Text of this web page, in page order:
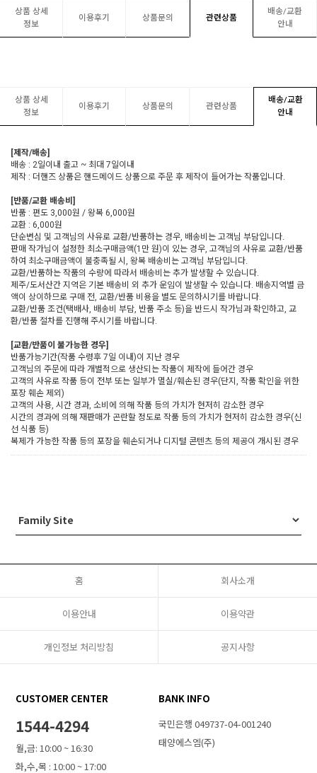
상품 상세
정보
이용후기 상품문의 관련상품
배송/교환
안내
상품 상세
정보
이용후기 상품문의 관련상품
배송/교환
안내
[제작/배송]
배송 : 2일이내 출고 ~ 최대 7일이내
제작 : 더핸즈 상품은 핸드메이드 상품으로 주문 후 제작이 들어가는 작품입니다.
[반품/교환 배송비]
반품 : 편도 3,000원 / 왕복 6,000원
교환 : 6,000원
단순변심 및 고객님의 사유로 교환/반품하는 경우, 배송비는 고객님 부담입니다.
판매 작가님이 설정한 최소구매금액(1만 원)이 있는 경우, 고객님의 사유로 교환/반품
하여 최소구매금액이 불충족될 시, 왕복 배송비는 고객님 부담입니다.
교환/반품하는 작품의 수량에 따라서 배송비는 추가 발생할 수 있습니다.
제주/도서산간 지역은 기본 배송비 외 추가 운임이 발생할 수 있습니다. 배송지역별 금
액이 상이하므로 구매 전, 교환/반품 비용을 별도 문의하시기를 바랍니다.
교환/반품 조건(택배사, 배송비 부담, 반품 주소 등)을 반드시 작가님과 확인하고, 교
환/반품 절차를 진행해 주시기를 바랍니다.
[교환/반품이 불가능한 경우]
반품가능기간(작품 수령후 7일 이내)이 지난 경우
고객님의 주문에 따라 개별적으로 생산되는 작품이 제작에 들어간 경우
고객의 사유로 작품 등이 전부 또는 일부가 멸실/훼손된 경우(단지, 작품 확인을 위한
포장 훼손 제외)
고객의 사용, 시간 경과, 소비에 의해 작품 등의 가치가 현저히 감소한 경우
시간의 경과에 의해 재판매가 곤란할 정도로 작품 등의 가치가 현저히 감소한 경우(신
선 식품 등)
복제가 가능한 작품 등의 포장을 훼손되거나 디지털 콘텐츠 등의 제공이 개시된 경우
홈 회사소개
이용안내 이용약관
개인정보 처리방침 공지사항
CUSTOMER CENTER
1544-4294
월,금: 10:00 ~ 16:30
화,수,목 : 10:00 ~ 17:00
BANK INFO
국민은행 049737-04-001240
태양에스엠(주)